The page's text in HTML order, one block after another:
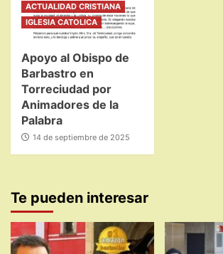
ACTUALIDAD CRISTIANA
IGLESIA CATOLICA
Apoyo al Obispo de
Barbastro en
Torreciudad por
Animadores de la
Palabra
14 de septiembre de 2025
Te pueden interesar